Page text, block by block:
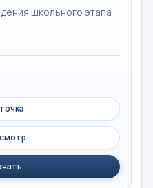
школьного этапа